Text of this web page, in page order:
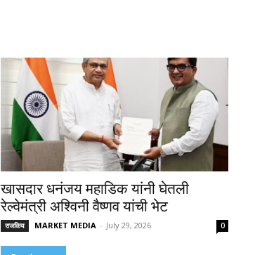
खासदार धनंजय महाडिक यांनी घेतली
रेल्वेमंत्री अश्विनी वैष्णव यांची भेट
राजकिय MARKET MEDIA - July 29, 2026 0